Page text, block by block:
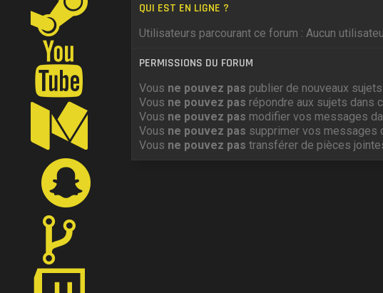
QUI EST EN LIGNE ?
Utilisateurs parcourant ce forum : Aucun
PERMISSIONS DU FORUM
Vous ne pouvez pas publier de nouveaux
Vous ne pouvez pas répondre aux sujets dans
Vous ne pouvez pas modifier vos messages
Vous ne pouvez pas supprimer vos messages
Vous ne pouvez pas transférer de pièces